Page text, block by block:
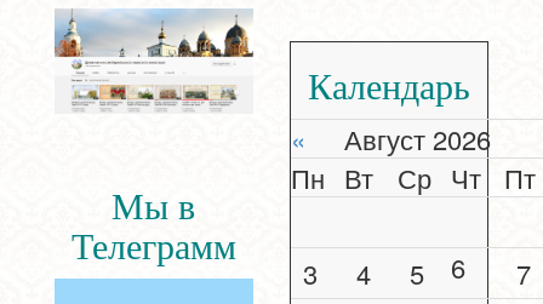
Мы в
Телеграмм
Календарь
«
Август 2026
Пн Вт Ср Чт Пт
3 4 5 6
7